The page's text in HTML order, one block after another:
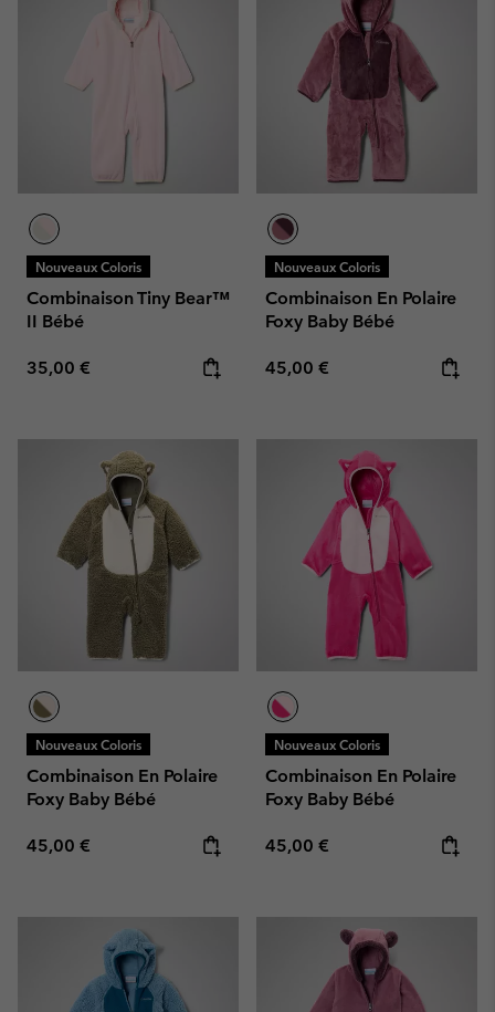
Nouveaux Coloris
Combinaison Tiny Bear™
II Bébé
Regular price:
35,00 €
Nouveaux Coloris
Combinaison En Polaire
Foxy Baby Bébé
Regular price:
45,00 €
Nouveaux Coloris
Combinaison En Polaire
Foxy Baby Bébé
Regular price:
45,00 €
Nouveaux Coloris
Combinaison En Polaire
Foxy Baby Bébé
Regular price:
45,00 €